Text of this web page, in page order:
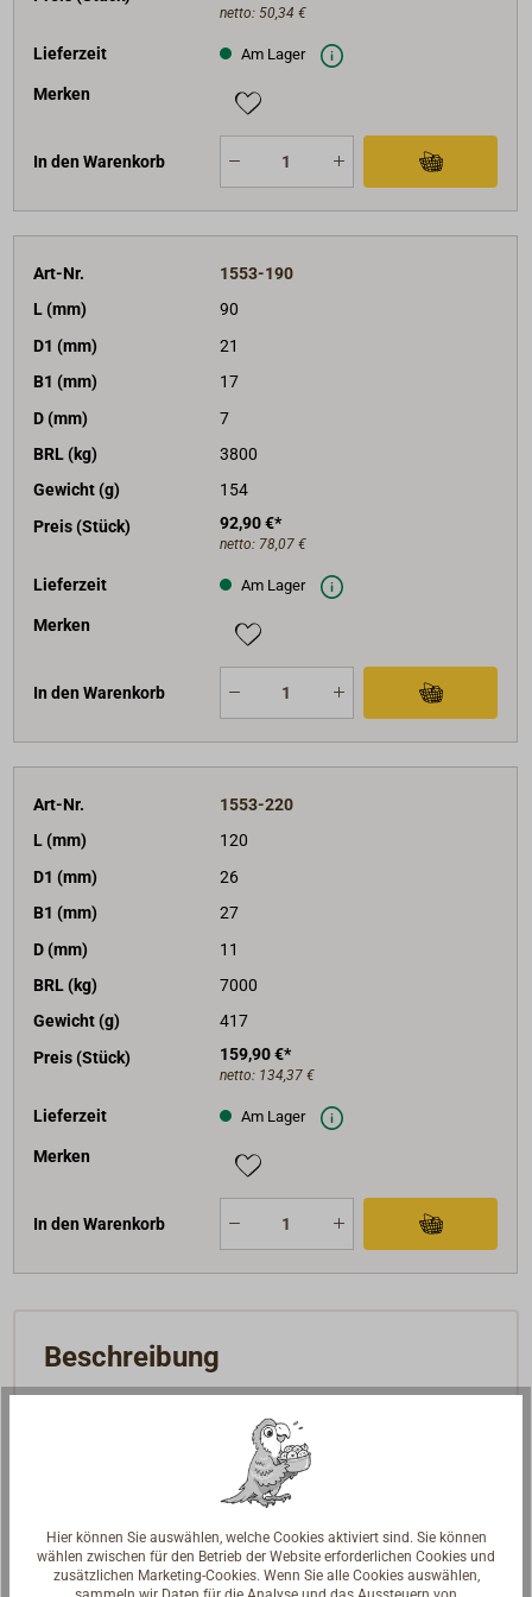
netto: 50,34 €
Lieferzeit Am Lager
Merken
In den Warenkorb
Art-Nr.
1553-190
L (mm)
90
D1 (mm)
21
B1 (mm)
17
D (mm)
7
BRL (kg)
3800
Gewicht (g)
154
Preis (Stück)
92,90 €*
netto: 78,07 €
Lieferzeit Am Lager
Merken
In den Warenkorb
Art-Nr.
1553-220
L (mm)
120
D1 (mm)
26
B1 (mm)
27
D (mm)
11
BRL (kg)
7000
Gewicht (g)
417
Preis (Stück)
159,90 €*
netto: 134,37 €
Lieferzeit Am Lager
Merken
In den Warenkorb
Beschreibung
Hochwertige, geschmiedete Schnappschäkel mit
Wirbelgabel, Steckbolzen und Ringsplint, für Fallen,
Schoten und andere Anwendungen. Hergestellt aus
HR -Edelstahl (high resistant), hohe Bruchlasten,
leicht zu öffnen. Werkstoff 1.4542 (17.4PH/ AISI
630).
Hier können Sie auswählen, welche Cookies aktiviert sind. Sie können
wählen zwischen für den Betrieb der Website erforderlichen Cookies und
zusätzlichen Marketing-Cookies. Wenn Sie alle Cookies auswählen,